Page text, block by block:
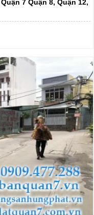
7 Quận 8, Quận 12,